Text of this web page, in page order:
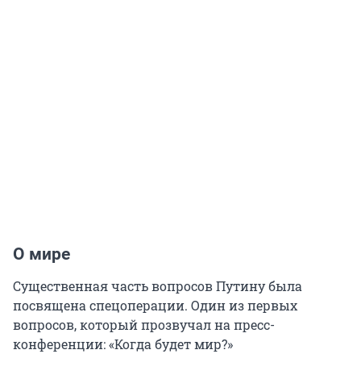
О мире
Существенная часть вопросов Путину была
посвящена спецоперации. Один из первых
вопросов, который прозвучал на пресс-
конференции: «Когда будет мир?»